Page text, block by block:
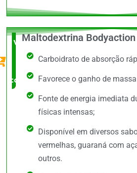
Vale a
Pena
comprar
Maltodextrina Bodyaction
Carboidrato de absorção
Favorece o ganho de
Fonte de energia imediata
físicas intensas;
Disponível em diversos
vermelhas, guaraná com
outros.